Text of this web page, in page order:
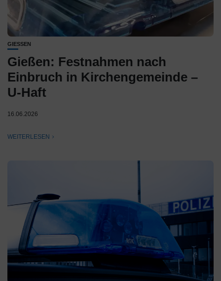
GIESSEN
Gießen: Festnahmen nach
Einbruch in Kirchengemeinde –
U-Haft
16.06.2026
WEITERLESEN